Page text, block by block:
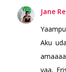
Jane
Aku
yaa,